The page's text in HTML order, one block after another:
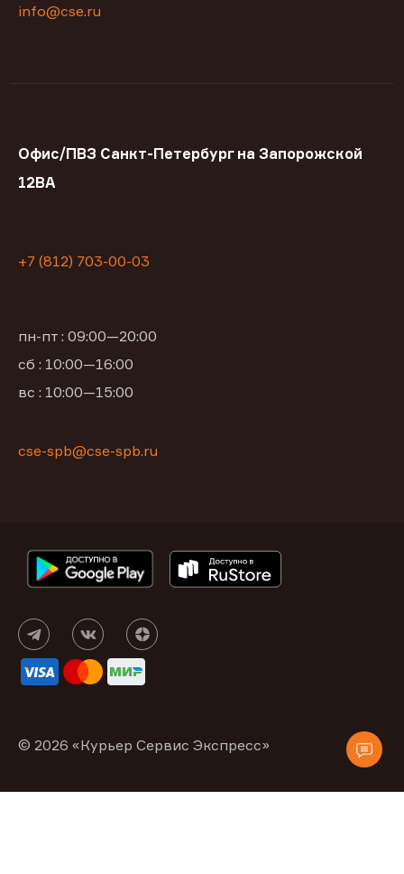
info@cse.ru
Офис/ПВЗ Санкт-Петербург на Запорожской
12ВА
+7 (812) 703-00-03
пн-пт : 09:00—20:00
сб : 10:00—16:00
вс : 10:00—15:00
cse-spb@cse-spb.ru
© 2026 «Курьер Сервис Экспресс»